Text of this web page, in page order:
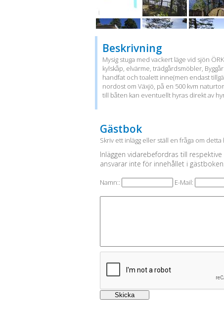
Beskrivning
Mysig stuga med vackert läge vid sjön
kylskåp, elvärme, trädgårdsmöbler,
handfat och toalett inne(men endast
nordost om Växjö, på en 500 kvm
till båten kan eventuellt hyras direkt av
Gästbok
Skriv ett inlägg eller ställ en fråga om detta
Inläggen vidarebefordras till respektive
ansvarar inte för innehållet i gästboken.
Namn:: E-Mail: